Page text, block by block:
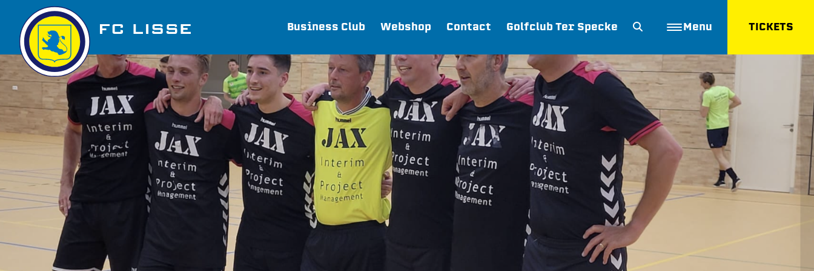
Business Club Webshop Contact Golfclub Ter Specke Menu TICKETS
ZOEKEN
Golfbaan Ter Specke Webshop
Nieuws Join FC Lisse
Aanmelden voor proeftraining
Lid worden van FC Lisse
Word vrijwilliger
De Club van 100
Over FC Lisse
Organisatie